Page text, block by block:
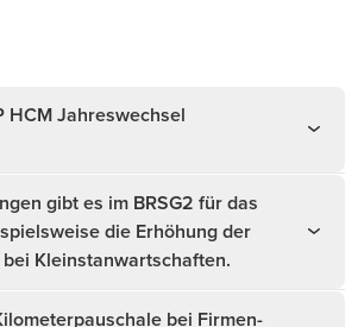
HCM Jahreswechsel
gibt es im BRSG2 für das
die Erhöhung der
Kleinstanwartschaften.
bei Firmen-